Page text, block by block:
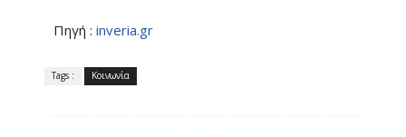
Πηγή : inveria.gr
Tags : Κοινωνία